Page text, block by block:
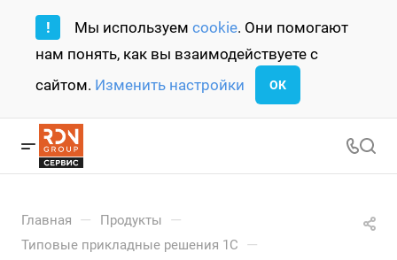
! Мы используем cookie. Они помогают
нам понять, как вы взаимодействуете с
сайтом. Изменить настройки ОК
Главная — Продукты —
Типовые прикладные решения 1С —